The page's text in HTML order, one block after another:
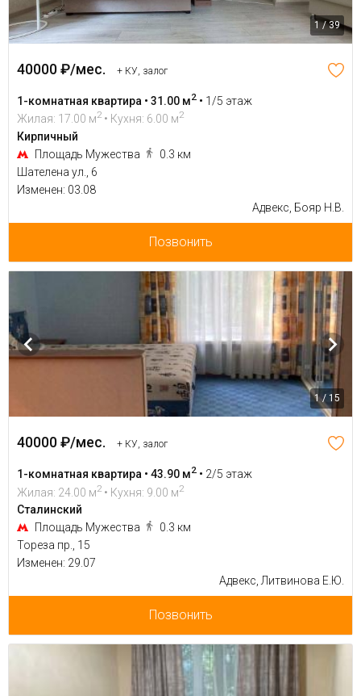
1 / 39
40000 ₽/мес. + КУ, залог
1-комнатная квартира • 31.00 м2 • 1/5 этаж
Жилая: 17.00 м2 • Кухня: 6.00 м2
Кирпичный
Площадь Мужества
0.3 км
Шателена ул., 6
Изменен: 03.08
Адвекс, Бояр Н.В.
Позвонить
1 / 15
40000 ₽/мес. + КУ, залог
1-комнатная квартира • 43.90 м2 • 2/5 этаж
Жилая: 24.00 м2 • Кухня: 9.00 м2
Сталинский
Площадь Мужества
0.3 км
Тореза пр., 15
Изменен: 29.07
Адвекс, Литвинова Е.Ю.
Позвонить